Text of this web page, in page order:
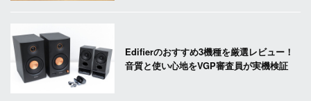
Edifierのおすすめ3機種を厳選レビュー！
音質と使い心地をVGP審査員が実機検証